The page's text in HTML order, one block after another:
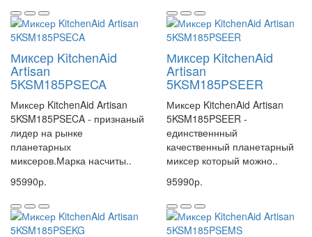
Миксер KitchenAid
Artisan
5KSM185PSECA
Миксер KitchenAid Artisan
5KSM185PSECA - признаный
лидер на рынке
планетарных
миксеров.Марка насчиты..
95990р.
Миксер KitchenAid
Artisan
5KSM185PSEER
Миксер KitchenAid Artisan
5KSM185PSEER -
единственнный
качественный планетарный
миксер который можно..
95990р.